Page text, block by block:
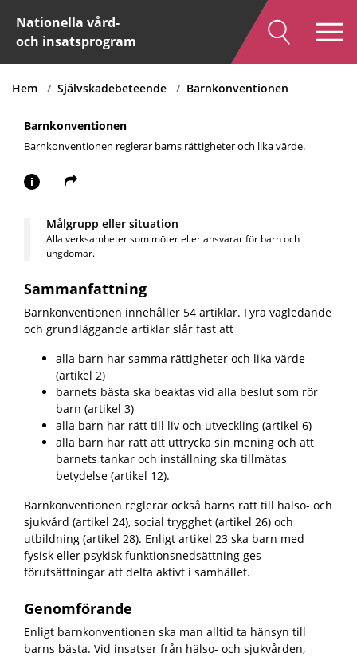
Nationella vård-
och insatsprogram
Hem Självskadebeteende Barnkonventionen
Barnkonventionen
Barnkonventionen reglerar barns rättigheter och lika värde.
i
Målgrupp eller situation
Alla verksamheter som möter eller ansvarar för barn och
ungdomar.
Sammanfattning
Barnkonventionen innehåller 54 artiklar. Fyra vägledande
och grundläggande artiklar slår fast att
alla barn har samma rättigheter och lika värde
(artikel 2)
barnets bästa ska beaktas vid alla beslut som rör
barn (artikel 3)
alla barn har rätt till liv och utveckling (artikel 6)
alla barn har rätt att uttrycka sin mening och att
barnets tankar och inställning ska tillmätas
betydelse (artikel 12).
Barnkonventionen reglerar också barns rätt till hälso- och
sjukvård (artikel 24), social trygghet (artikel 26) och
utbildning (artikel 28). Enligt artikel 23 ska barn med
fysisk eller psykisk funktionsnedsättning ges
förutsättningar att delta aktivt i samhället.
Genomförande
Enligt barnkonventionen ska man alltid ta hänsyn till
barns bästa. Vid insatser från hälso- och sjukvården,